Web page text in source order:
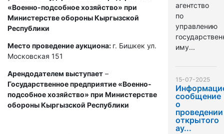
«Военно-подсобное хозяйство» при
Министерстве обороны Кыргызской
Республики
Место проведение аукциона: г. Бишкек ул.
Московская 151
Арендодателем выступает –
Государственное предприятие «Военно-
подсобное хозяйство» при Министерстве
обороны Кыргызской Республики
агентство
по
управлению
иму...
15-07-2025
сообщение
о
проведении
открытого
ау...